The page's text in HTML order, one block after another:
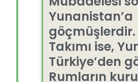
Yunanistan’a
Takımı ise,
Türkiye’den
Rumların